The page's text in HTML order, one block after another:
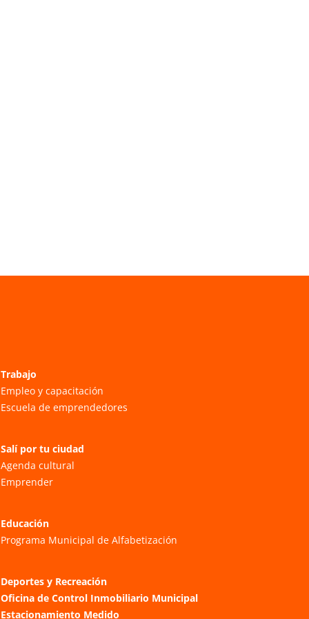
Trabajo
Empleo y capacitación
Escuela de emprendedores
Salí por tu ciudad
Agenda cultural
Emprender
Educación
Programa Municipal de Alfabetización
Deportes y Recreación
Oficina de Control Inmobiliario Municipal
Estacionamiento Medido